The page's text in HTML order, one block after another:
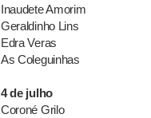
Inaudete Amorim
Geraldinho Lins
Edra Veras
As Coleguinhas
4 de julho
Coroné Grilo